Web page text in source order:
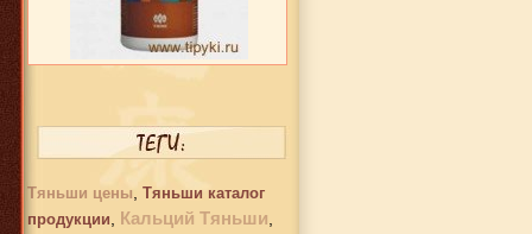
2 832 руб.
Тяньши цены Тяньши каталог
продукции
Кальций Тяньши